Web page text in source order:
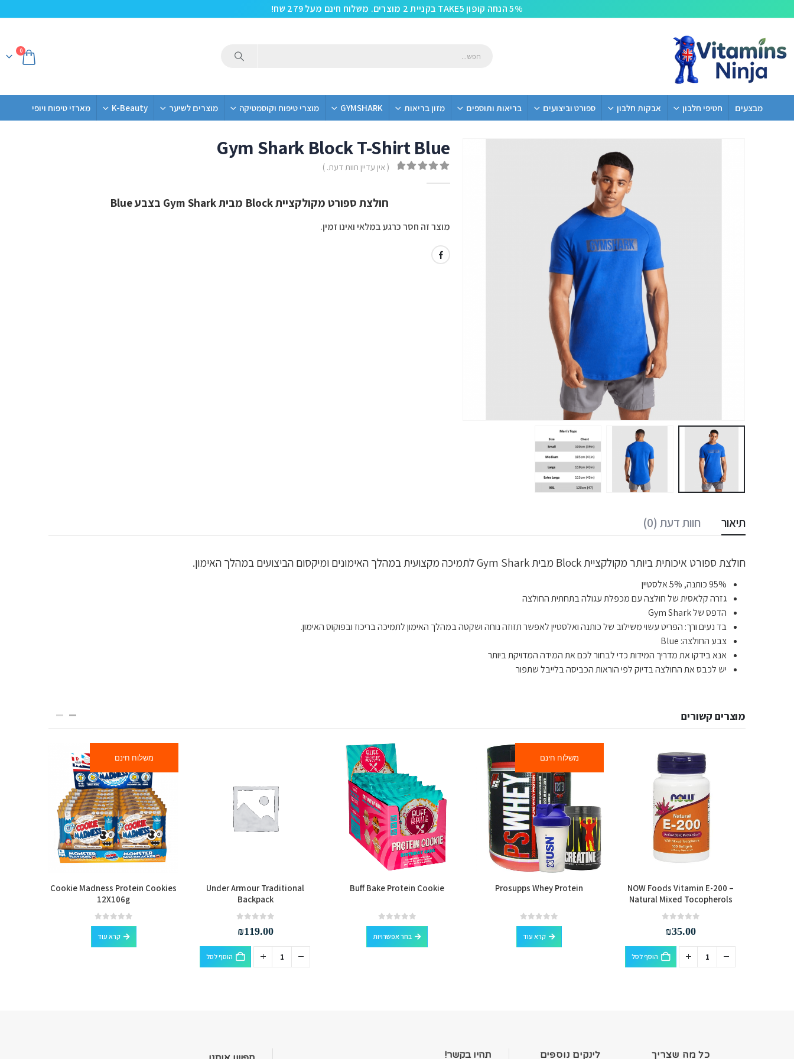
5% הנחה קופון TAKE5 בקניית 2 מוצרים. משלוח חינם מעל 279 שח!
0
מבצעים חטיפי חלבון אבקות חלבון ספורט וביצועים בריאות ותוספים מזון בריאות GYMSHARK מוצרי טיפוח וקוסמטיקה מוצרים לשיער K-Beauty מארזי טיפוח ויופי
Gym Shark Block T-Shirt Blue
( אין עדיין חוות דעת. )
חולצת ספורט מקולקציית Block מבית Gym Shark בצבע Blue
מוצר זה חסר כרגע במלאי ואינו זמין.
תיאור חוות דעת (0)
חולצת ספורט איכותית ביותר מקולקציית Block מבית Gym Shark לתמיכה מקצועית במהלך האימונים ומיקסום הביצועים במהלך האימון.
95% כותנה, 5% אלסטיין
גזרה קלאסית של חולצה עם מכפלת עגולה בתחתית החולצה
הדפס של Gym Shark
בד נעים ורך: הפריט עשוי משילוב של כותנה ואלסטיין לאפשר תזוזה נוחה ושקטה במהלך האימון לתמיכה בריכוז ובפוקוס האימון.
צבע החולצה: Blue
אנא בידקו את מדריך המידות כדי לבחור לכם את המידה המדויקת ביותר
יש לכבס את החולצה בדיוק לפי הוראות הכביסה בלייבל שתפור
מוצרים קשורים
NOW Foods Vitamin E-200 –
Natural Mixed Tocopherols
₪35.00
הוסף לסל
משלוח חינם
Prosupps Whey Protein
0
out of 5
קרא עוד
Buff Bake Protein Cookie
0
out of 5
בחר אפשרויות
למוצר זה יש מספר סוגים. ניתן לבחור את האפשרויות בעמוד המוצר
Under Armour Traditional
Backpack
₪119.00
הוסף לסל
משלוח חינם
Cookie Madness Protein Cookies
12X106g
0
out of 5
קרא עוד
כל מה שצריך לינקים נוספים תהיו בקשר!